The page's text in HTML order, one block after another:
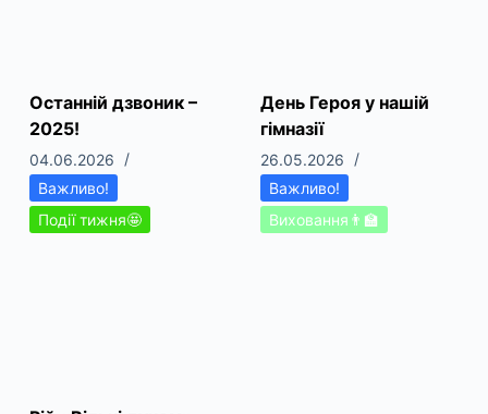
Останній дзвоник –
2025!
04.06.2026
Важливо!
Події тижня🤩
День Героя у нашій
гімназії
26.05.2026
Важливо!
Виховання👨‍🏫